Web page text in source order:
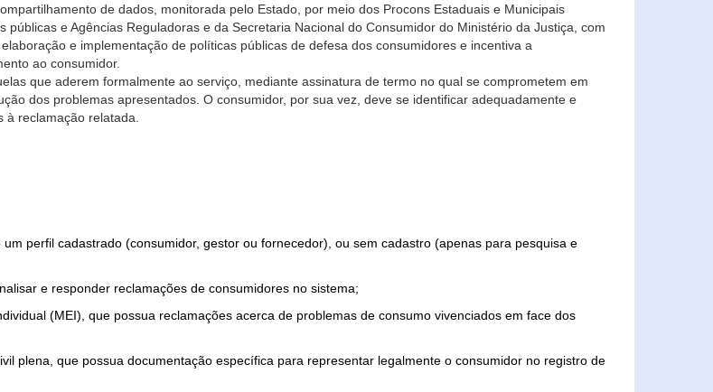
de dados, monitorada pelo Estado, por meio dos Procons Estaduais e Municipais
e Agências Reguladoras e da Secretaria Nacional do Consumidor do Ministério da Justiça, com
e implementação de políticas públicas de defesa dos consumidores e incentiva a
ao consumidor.
que aderem formalmente ao serviço, mediante assinatura de termo no qual se comprometem em
dos problemas apresentados. O consumidor, por sua vez, deve se identificar adequadamente e
reclamação relatada.
perfil cadastrado (consumidor, gestor ou fornecedor), ou sem cadastro (apenas para pesquisa e
e responder reclamações de consumidores no sistema;
(MEI), que possua reclamações acerca de problemas de consumo vivenciados em face dos
plena, que possua documentação específica para representar legalmente o consumidor no registro de